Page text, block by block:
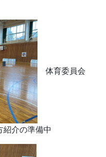
体育委員会
紹介の準備中